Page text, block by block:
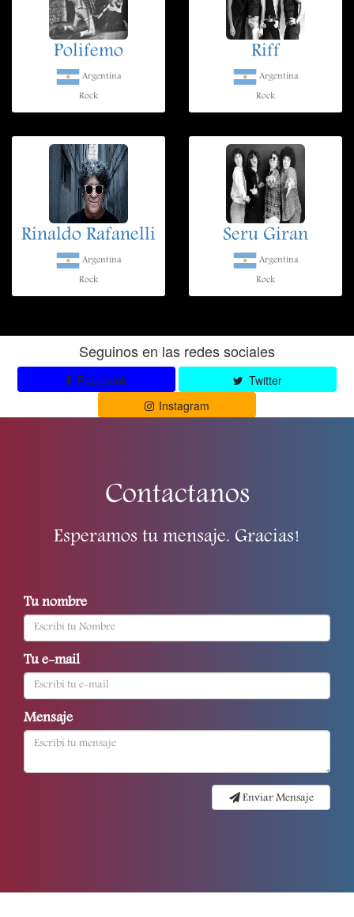
Polifemo
Argentina
Rock
Riff
Argentina
Rock
Rinaldo Rafanelli
Argentina
Rock
Seru Giran
Argentina
Rock
Seguinos en las redes sociales
Facebook
Twitter
Instagram
Contactanos
Esperamos tu mensaje. Gracias!
Tu nombre
Tu e-mail
Mensaje
Enviar Mensaje